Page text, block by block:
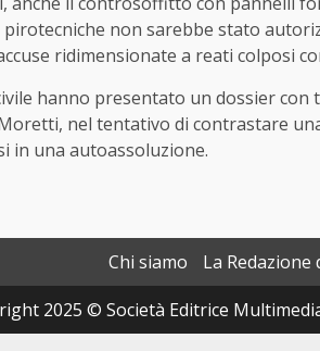
non sarebbe stato
ridimensionate a reati colposi
hanno presentato un dossier
nel tentativo di contrastare
in una autoassoluzione.
Chi siamo La
2025 © Società Editrice